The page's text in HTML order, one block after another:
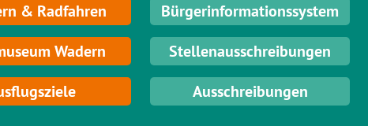
& Radfahren
Wadern
Bürgerinformationssystem
Stellenausschreibungen
Ausschreibungen